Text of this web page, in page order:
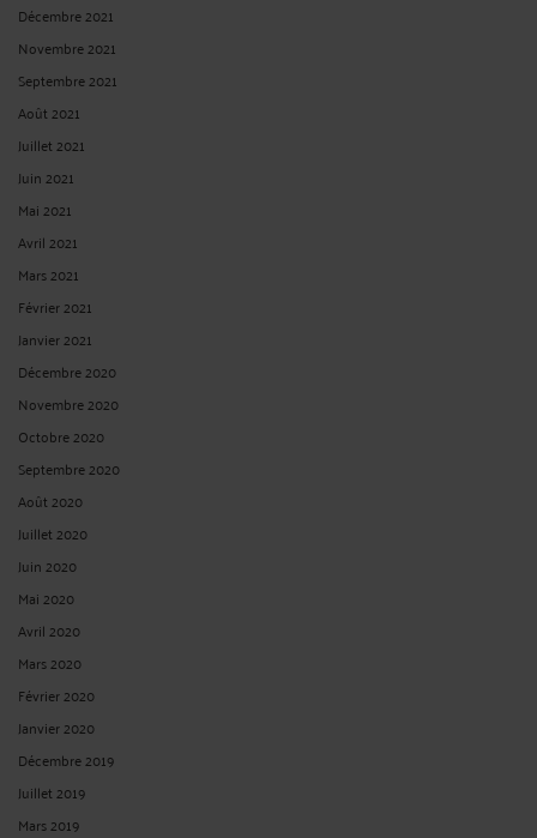
Décembre 2021
Novembre 2021
Septembre 2021
Août 2021
Juillet 2021
Juin 2021
Mai 2021
Avril 2021
Mars 2021
Février 2021
Janvier 2021
Décembre 2020
Novembre 2020
Octobre 2020
Septembre 2020
Août 2020
Juillet 2020
Juin 2020
Mai 2020
Avril 2020
Mars 2020
Février 2020
Janvier 2020
Décembre 2019
Juillet 2019
Mars 2019